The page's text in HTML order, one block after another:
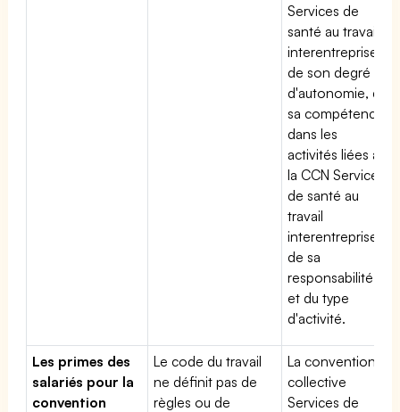
Services de
santé au travail
interentreprises,
de son degré
d'autonomie, de
sa compétence
dans les
activités liées à
la CCN Services
de santé au
travail
interentreprises,
de sa
responsabilité
et du type
d'activité.
Les primes des
salariés pour la
convention
Le code du travail
ne définit pas de
règles ou de
La convention
collective
Services de